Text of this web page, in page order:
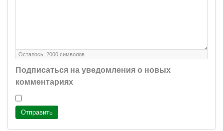
Осталось: 2000 символов
Подписаться на уведомления о новых
комментариях
Отправить